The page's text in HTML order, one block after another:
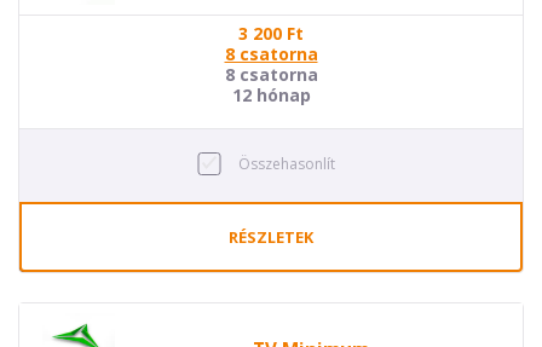
3 200 Ft
8 csatorna
8 csatorna
12 hónap
Összehasonlít
RÉSZLETEK